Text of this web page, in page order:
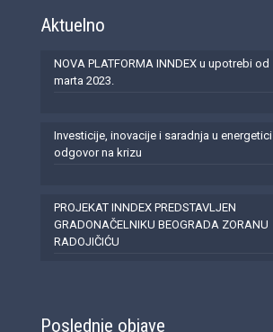
Aktuelno
NOVA PLATFORMA INNDEX u upotrebi od
marta 2023.
Investicije, inovacije i saradnja u energetici
odgovor na krizu
PROJEKAT INNDEX PREDSTAVLJEN
GRADONAČELNIKU BEOGRADA ZORANU
RADOJIČIĆU
Poslednje objave